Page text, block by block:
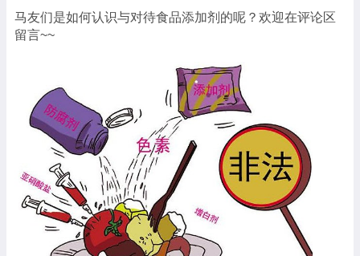
马友们是如何认识与对待食品添加剂的呢？欢迎在评论区
留言~~